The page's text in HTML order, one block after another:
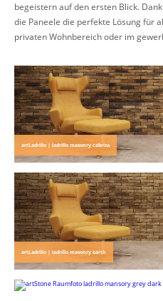
begeistern auf den ersten Blick.
die Paneele die perfekte Lösung für
privaten Wohnbereich oder im
artLadrillo | ladrillo masonry cobriza
artLadrillo | ladrillo masonry earth